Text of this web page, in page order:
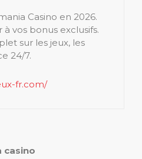
Casino en 2026.
vos bonus exclusifs.
sur les jeux, les
24/7.
fr.com/
casino